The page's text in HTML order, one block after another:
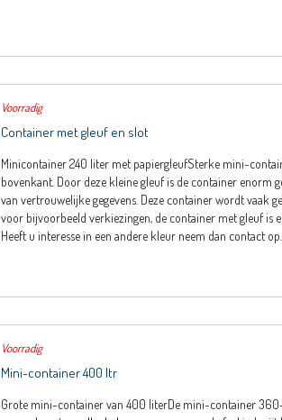
Voorradig
Container met gleuf en slot
Minicontainer 240 liter met papiergleufSterke mini-
bovenkant. Door deze kleine gleuf is de container enorm
van vertrouwelijke gegevens. Deze container wordt vaak
voor bijvoorbeeld verkiezingen, de container met gleuf is
Heeft u interesse in een andere kleur neem dan contact op.
Voorradig
Mini-container 400 ltr
Grote mini-container van 400 literDe mini-container